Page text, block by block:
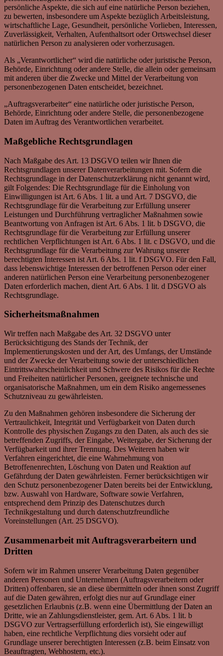
persönliche Aspekte, die sich auf eine natürliche Person beziehen,
zu bewerten, insbesondere um Aspekte bezüglich Arbeitsleistung,
wirtschaftliche Lage, Gesundheit, persönliche Vorlieben, Interessen,
Zuverlässigkeit, Verhalten, Aufenthaltsort oder Ortswechsel dieser
natürlichen Person zu analysieren oder vorherzusagen.
Als „Verantwortlicher“ wird die natürliche oder juristische Person,
Behörde, Einrichtung oder andere Stelle, die allein oder gemeinsam
mit anderen über die Zwecke und Mittel der Verarbeitung von
personenbezogenen Daten entscheidet, bezeichnet.
„Auftragsverarbeiter“ eine natürliche oder juristische Person,
Behörde, Einrichtung oder andere Stelle, die personenbezogene
Daten im Auftrag des Verantwortlichen verarbeitet.
Maßgebliche Rechtsgrundlagen
Nach Maßgabe des Art. 13 DSGVO teilen wir Ihnen die
Rechtsgrundlagen unserer Datenverarbeitungen mit. Sofern die
Rechtsgrundlage in der Datenschutzerklärung nicht genannt wird,
gilt Folgendes: Die Rechtsgrundlage für die Einholung von
Einwilligungen ist Art. 6 Abs. 1 lit. a und Art. 7 DSGVO, die
Rechtsgrundlage für die Verarbeitung zur Erfüllung unserer
Leistungen und Durchführung vertraglicher Maßnahmen sowie
Beantwortung von Anfragen ist Art. 6 Abs. 1 lit. b DSGVO, die
Rechtsgrundlage für die Verarbeitung zur Erfüllung unserer
rechtlichen Verpflichtungen ist Art. 6 Abs. 1 lit. c DSGVO, und die
Rechtsgrundlage für die Verarbeitung zur Wahrung unserer
berechtigten Interessen ist Art. 6 Abs. 1 lit. f DSGVO. Für den Fall,
dass lebenswichtige Interessen der betroffenen Person oder einer
anderen natürlichen Person eine Verarbeitung personenbezogener
Daten erforderlich machen, dient Art. 6 Abs. 1 lit. d DSGVO als
Rechtsgrundlage.
Sicherheitsmaßnahmen
Wir treffen nach Maßgabe des Art. 32 DSGVO unter
Berücksichtigung des Stands der Technik, der
Implementierungskosten und der Art, des Umfangs, der Umstände
und der Zwecke der Verarbeitung sowie der unterschiedlichen
Eintrittswahrscheinlichkeit und Schwere des Risikos für die Rechte
und Freiheiten natürlicher Personen, geeignete technische und
organisatorische Maßnahmen, um ein dem Risiko angemessenes
Schutzniveau zu gewährleisten.
Zu den Maßnahmen gehören insbesondere die Sicherung der
Vertraulichkeit, Integrität und Verfügbarkeit von Daten durch
Kontrolle des physischen Zugangs zu den Daten, als auch des sie
betreffenden Zugriffs, der Eingabe, Weitergabe, der Sicherung der
Verfügbarkeit und ihrer Trennung. Des Weiteren haben wir
Verfahren eingerichtet, die eine Wahrnehmung von
Betroffenenrechten, Löschung von Daten und Reaktion auf
Gefährdung der Daten gewährleisten. Ferner berücksichtigen wir
den Schutz personenbezogener Daten bereits bei der Entwicklung,
bzw. Auswahl von Hardware, Software sowie Verfahren,
entsprechend dem Prinzip des Datenschutzes durch
Technikgestaltung und durch datenschutzfreundliche
Voreinstellungen (Art. 25 DSGVO).
Zusammenarbeit mit Auftragsverarbeitern und
Dritten
Sofern wir im Rahmen unserer Verarbeitung Daten gegenüber
anderen Personen und Unternehmen (Auftragsverarbeitern oder
Dritten) offenbaren, sie an diese übermitteln oder ihnen sonst Zugriff
auf die Daten gewähren, erfolgt dies nur auf Grundlage einer
gesetzlichen Erlaubnis (z.B. wenn eine Übermittlung der Daten an
Dritte, wie an Zahlungsdienstleister, gem. Art. 6 Abs. 1 lit. b
DSGVO zur Vertragserfüllung erforderlich ist), Sie eingewilligt
haben, eine rechtliche Verpflichtung dies vorsieht oder auf
Grundlage unserer berechtigten Interessen (z.B. beim Einsatz von
Beauftragten, Webhostern, etc.).